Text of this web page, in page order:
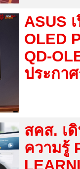
ASUS
OLED
QD-
ประกา
สคส. เ
ความรู้